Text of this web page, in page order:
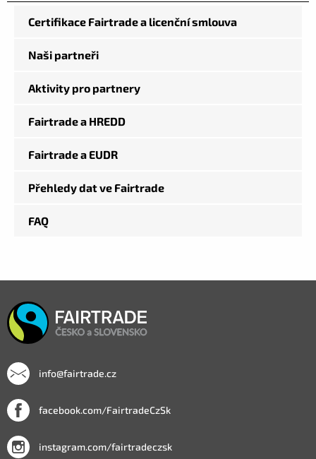
Certifikace Fairtrade a licenční smlouva
Naši partneři
Aktivity pro partnery
Fairtrade a HREDD
Fairtrade a EUDR
Přehledy dat ve Fairtrade
FAQ
info@fairtrade.cz
facebook.com/FairtradeCzSk
instagram.com/fairtradeczsk